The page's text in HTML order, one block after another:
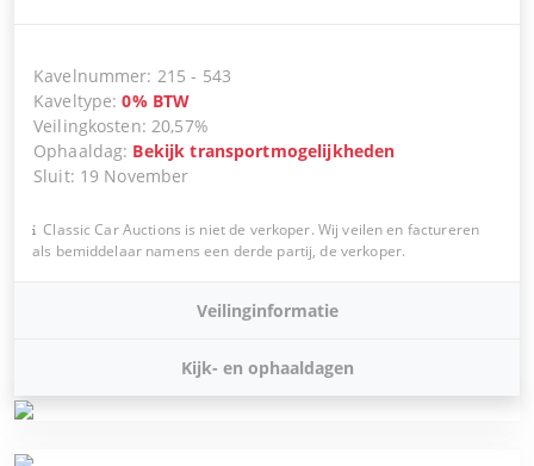
Kavelnummer: 215 - 543
Kaveltype:0% BTW
Veilingkosten:20,57%
Ophaaldag: Bekijk transportmogelijkheden
Sluit: 19 November
Classic Car Auctions is niet de verkoper. Wij veilen en factureren
als bemiddelaar namens een derde partij, de verkoper.
Veilinginformatie
Kijk- en ophaaldagen